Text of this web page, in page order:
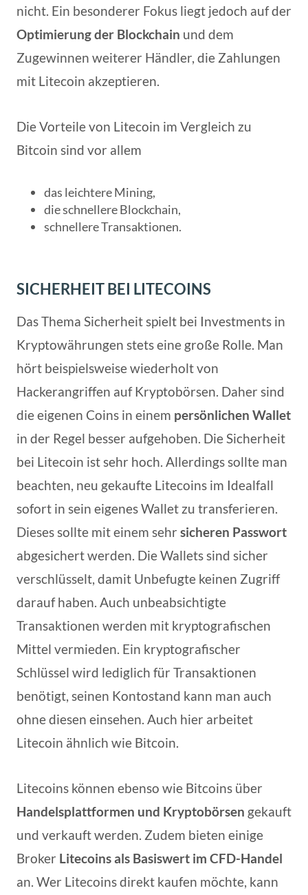
nicht. Ein besonderer Fokus liegt jedoch auf der
Optimierung der Blockchain und dem
Zugewinnen weiterer Händler, die Zahlungen
mit Litecoin akzeptieren.
Die Vorteile von Litecoin im Vergleich zu
Bitcoin sind vor allem
das leichtere Mining,
die schnellere Blockchain,
schnellere Transaktionen.
SICHERHEIT BEI LITECOINS
Das Thema Sicherheit spielt bei Investments in
Kryptowährungen stets eine große Rolle. Man
hört beispielsweise wiederholt von
Hackerangriffen auf Kryptobörsen. Daher sind
die eigenen Coins in einem persönlichen Wallet
in der Regel besser aufgehoben. Die Sicherheit
bei Litecoin ist sehr hoch. Allerdings sollte man
beachten, neu gekaufte Litecoins im Idealfall
sofort in sein eigenes Wallet zu transferieren.
Dieses sollte mit einem sehr sicheren Passwort
abgesichert werden. Die Wallets sind sicher
verschlüsselt, damit Unbefugte keinen Zugriff
darauf haben. Auch unbeabsichtigte
Transaktionen werden mit kryptografischen
Mittel vermieden. Ein kryptografischer
Schlüssel wird lediglich für Transaktionen
benötigt, seinen Kontostand kann man auch
ohne diesen einsehen. Auch hier arbeitet
Litecoin ähnlich wie Bitcoin.
Litecoins können ebenso wie Bitcoins über
Handelsplattformen und Kryptobörsen gekauft
und verkauft werden. Zudem bieten einige
Broker Litecoins als Basiswert im CFD-Handel
an. Wer Litecoins direkt kaufen möchte, kann